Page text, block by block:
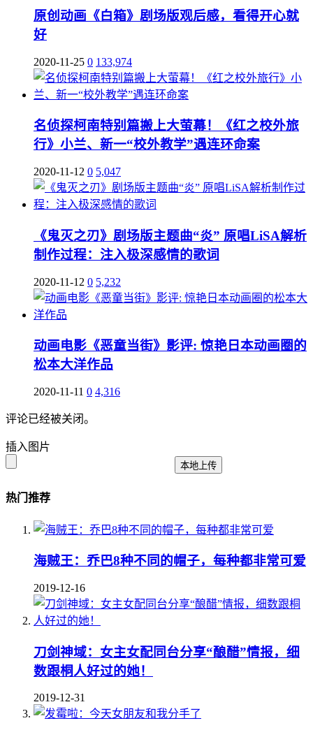
原创动画《白箱》剧场版观后感，看得开心就
好
2020-11-25 0 133,974
名侦探柯南特别篇搬上大萤幕！《红之校外旅
行》小兰、新一“校外教学”遇连环命案
2020-11-12 0 5,047
《鬼灭之刃》剧场版主题曲“炎” 原唱LiSA解析
制作过程：注入极深感情的歌词
2020-11-12 0 5,232
动画电影《恶童当街》影评: 惊艳日本动画圈的
松本大洋作品
2020-11-11 0 4,316
评论已经被关闭。
插入图片
本地上传
热门推荐
海贼王：乔巴8种不同的帽子，每种都非常可爱
2019-12-16
刀剑神域：女主女配同台分享“酿醋”情报，细
数跟桐人好过的她！
2019-12-31